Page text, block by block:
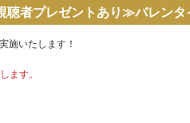
聴者プレゼントあり≫バレン
施いたします！
ます。